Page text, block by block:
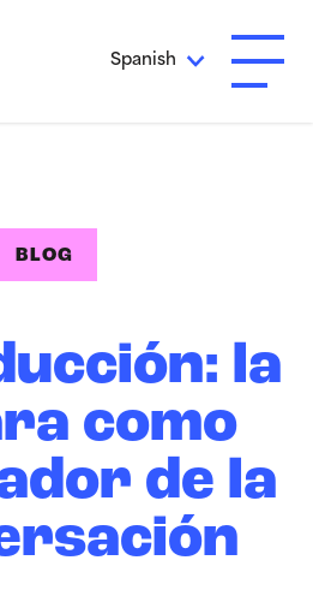
Spanish Abrir
BLOG
la
como
de la